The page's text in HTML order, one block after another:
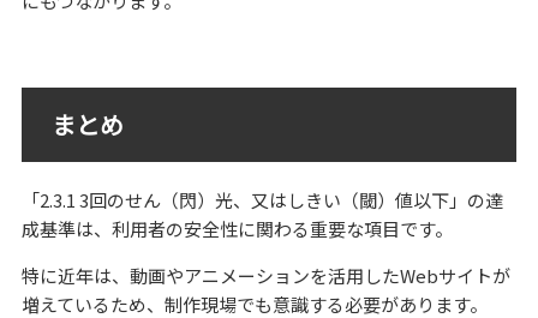
まとめ
「2.3.1 3回のせん（閃）光、又はしきい（閾）値以下」の達
成基準は、利用者の安全性に関わる重要な項目です。
特に近年は、動画やアニメーションを活用したWebサイトが
増えているため、制作現場でも意識する必要があります。